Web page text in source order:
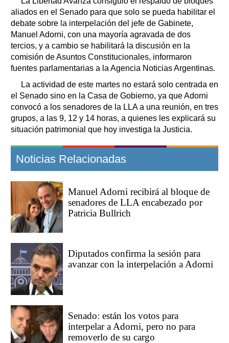
aliados en el Senado para que solo se pueda habilitar el
debate sobre la interpelación del jefe de Gabinete,
Manuel Adorni, con una mayoría agravada de dos
tercios, y a cambio se habilitará la discusión en la
comisión de Asuntos Constitucionales, informaron
fuentes parlamentarias a la Agencia Noticias Argentinas.
La actividad de este martes no estará solo centrada en
el Senado sino en la Casa de Gobierno, ya que Adorni
convocó a los senadores de la LLA a una reunión, en tres
grupos, a las 9, 12 y 14 horas, a quienes les explicará su
situación patrimonial que hoy investiga la Justicia.
Noticias Relacionadas
Manuel Adorni recibirá al bloque de
senadores de LLA encabezado por
Patricia Bullrich
Diputados confirma la sesión para
avanzar con la interpelación a Adorni
Senado: están los votos para
interpelar a Adorni, pero no para
removerlo de su cargo